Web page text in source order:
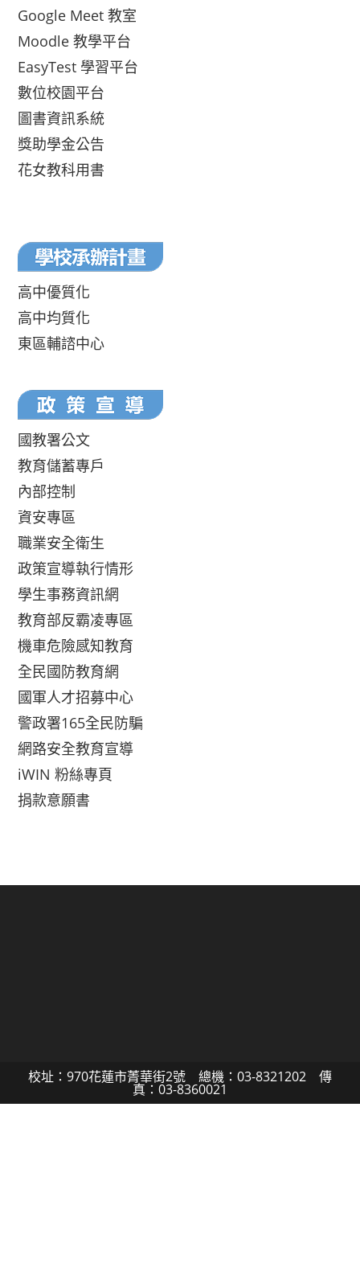
Google Meet 教室
Moodle 教學平台
EasyTest 學習平台
數位校園平台
圖書資訊系統
獎助學金公告
花女教科用書
高中優質化
高中均質化
東區輔諮中心
國教署公文
教育儲蓄專戶
內部控制
資安專區
職業安全衛生
政策宣導執行情形
學生事務資訊網
教育部反霸凌專區
機車危險感知教育
全民國防教育網
國軍人才招募中心
警政署165全民防騙
網路安全教育宣導
iWIN 粉絲專頁
捐款意願書
校址：970花蓮市菁華街2號 總機：03-8321202 傳
真：03-8360021